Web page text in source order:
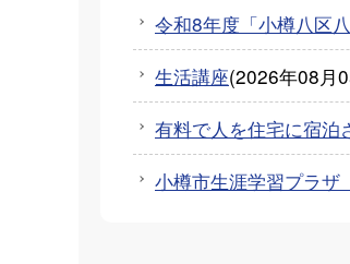
令和8年度「小樽八区
生活講座(2026年08月
有料で人を住宅に宿泊
小樽市生涯学習プラザ